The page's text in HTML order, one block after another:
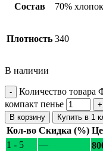
Состав 70%
Плотность 340
В наличии
Количество товара
компакт пенье
В корзину Купить в 1
Кол-во Скидка (%)
1 - 5
—